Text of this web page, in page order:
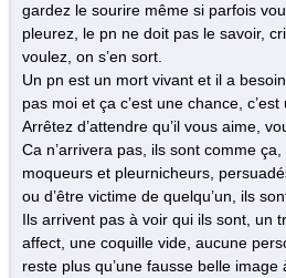
gardez le sourire même si parfois
pleurez, le pn ne doit pas le savoir,
voulez, on s’en sort.
Un pn est un mort vivant et il a
pas moi et ça c’est une chance, c’est
Arrêtez d’attendre qu’il vous aime,
Ca n’arrivera pas, ils sont comme
moqueurs et pleurnicheurs,
ou d’être victime de quelqu’un, ils
Ils arrivent pas à voir qui ils sont, un
affect, une coquille vide, aucune
reste plus qu’une fausse belle image